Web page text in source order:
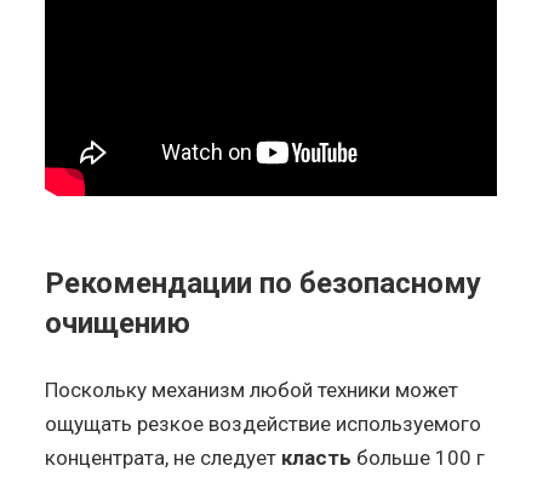
Рекомендации по безопасному
очищению
Поскольку механизм любой техники может
ощущать резкое воздействие используемого
концентрата, не следует класть больше 100 г